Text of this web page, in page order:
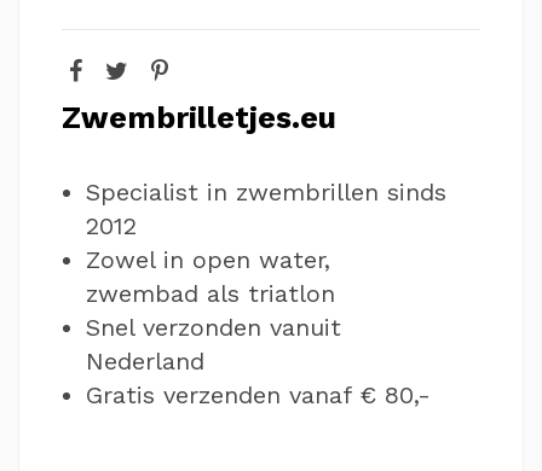
Zwembrilletjes.eu
Specialist in zwembrillen sinds
2012
Zowel in open water,
zwembad als triatlon
Snel verzonden vanuit
Nederland
Gratis verzenden vanaf € 80,-